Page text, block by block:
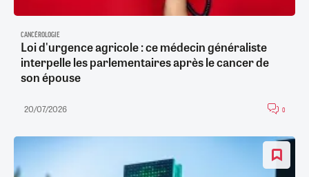
CANCÉROLOGIE
Loi d'urgence agricole : ce médecin généraliste
interpelle les parlementaires après le cancer de
son épouse
20/07/2026 0